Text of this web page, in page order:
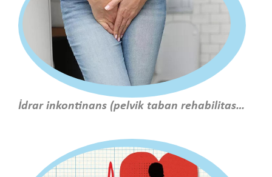
İdrar inkontinans (pelvik taban rehabilitasyonu)